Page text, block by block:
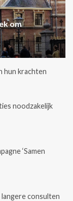
om
hun krachten
noodzakelijk
‘Samen
consulten